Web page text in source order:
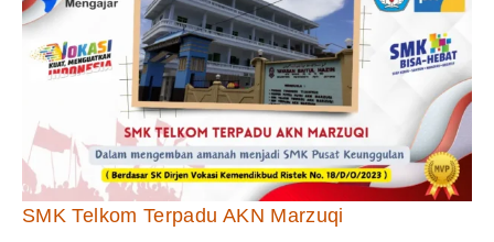
SMK Telkom Terpadu AKN Marzuqi